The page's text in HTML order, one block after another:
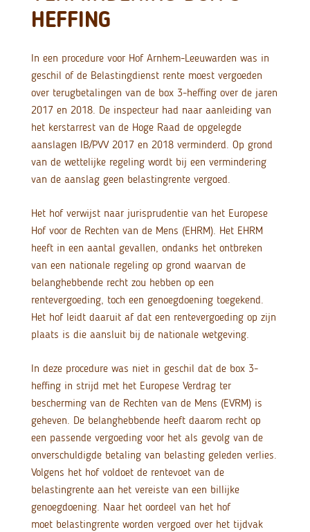
HEFFING
In een procedure voor Hof Arnhem-Leeuwarden was in
geschil of de Belastingdienst rente moest vergoeden
over terugbetalingen van de box 3-heffing over de jaren
2017 en 2018. De inspecteur had naar aanleiding van
het kerstarrest van de Hoge Raad de opgelegde
aanslagen IB/PVV 2017 en 2018 verminderd. Op grond
van de wettelijke regeling wordt bij een vermindering
van de aanslag geen belastingrente vergoed.
Het hof verwijst naar jurisprudentie van het Europese
Hof voor de Rechten van de Mens (EHRM). Het EHRM
heeft in een aantal gevallen, ondanks het ontbreken
van een nationale regeling op grond waarvan de
belanghebbende recht zou hebben op een
rentevergoeding, toch een genoegdoening toegekend.
Het hof leidt daaruit af dat een rentevergoeding op zijn
plaats is die aansluit bij de nationale wetgeving.
In deze procedure was niet in geschil dat de box 3-
heffing in strijd met het Europese Verdrag ter
bescherming van de Rechten van de Mens (EVRM) is
geheven. De belanghebbende heeft daarom recht op
een passende vergoeding voor het als gevolg van de
onverschuldigde betaling van belasting geleden verlies.
Volgens het hof voldoet de rentevoet van de
belastingrente aan het vereiste van een billijke
genoegdoening. Naar het oordeel van het hof
moet belastingrente worden vergoed over het tijdvak